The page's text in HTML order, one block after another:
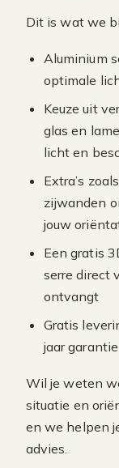
Dit is wat we
Aluminium
optimale
Keuze uit
glas en
licht en
Extra’s
zijwanden
jouw
Een gratis
serre direct
ontvangt
Gratis
jaar
Wil je weten
situatie en
en we helpen
advies.